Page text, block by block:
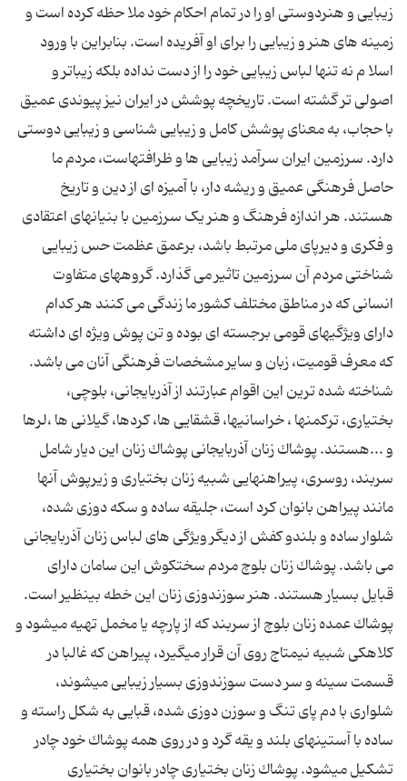
زیبایی و هنردوستی او را در تمام احکام خود ملا حظه کرده است و
زمینه های هنر و زیبایی را برای او آفریده است. بنابراین با ورود
اسلا م نه تنها لباس زیبایی خود را از دست نداده بلکه زیباتر و
اصولی تر گشته است. تاریخچه پوشش در ایران نیز پیوندی عمیق
با حجاب، به معنای پوشش کامل و زیبایی شناسی و زیبایی دوستی
دارد. سرزمین ایران سرآمد زیبایی ها و ظرافتهاست، مردم ما
حاصل فرهنگی عمیق و ریشه دار، با آمیزه ای از دین و تاریخ
هستند. هر اندازه فرهنگ و هنر یک سرزمین با بنیانهای اعتقادی
و فکری و دیرپای ملی مرتبط باشد، برعمق عظمت حس زیبایی
شناختی مردم آن سرزمین تاثیر می گذارد. گروههای متفاوت
انسانی که در مناطق مختلف کشور ما زندگی می کنند هر کدام
دارای ویژگیهای قومی برجسته ای بوده و تن پوش ویژه ای داشته
که معرف قومیت، زبان و سایر مشخصات فرهنگی آنان می باشد.
شناخته شده ترین این اقوام عبارتند از آذربایجانی، بلوچی،
بختیاری، ترکمنها ، خراسانیها، قشقایی ها، کردها، گیلانی ها ،لرها
و ...هستند. پوشاك زنان آذربایجانی پوشاك زنان این دیار شامل
سربند، روسری، پیراهنهایی شبیه زنان بختیارى و زیرپوش آنها
مانند پیراهن بانوان كرد است، جلیقه ساده و سکه دوزی شده،
شلوار ساده و بلندو کفش از دیگر ویژگی های لباس زنان آذربایجانی
می باشد. پوشاك زنان بلوچ مردم سخت‏كوش این سامان داراى
قبایل بسیار هستند. هنر سوزن‏دوزى زنان این خطه بى‏نظیر است.
پوشاك عمده زنان بلوچ از سربند که از پارچه یا مخمل تهیه مى‏شود و
كلاهكى شبیه نیم‏تاج روى آن قرار مى‏گیرد، پیراهن که غالبا در
قسمت سینه و سر دست سوزن‏دوزى بسیار زیبایى مى‏شوند،
شلواری با دم پای تنگ و سوزن دوزی شده، قبایی به شكل راسته و
ساده با آستینهاى بلند و یقه گرد و در روى همه پوشاك خود چادر
تشكیل مى‏شود. پوشاك زنان بختیارى چادر بانوان بختیارى